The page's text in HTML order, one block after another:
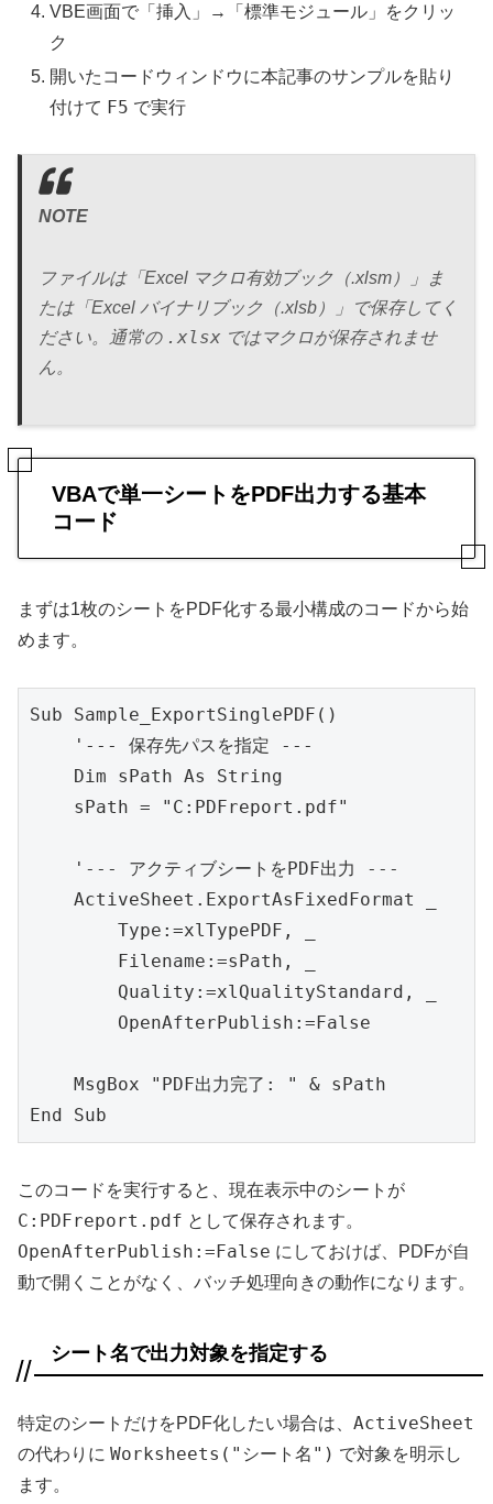
VBE画面で「挿入」→「標準モジュール」をクリッ
ク
開いたコードウィンドウに本記事のサンプルを貼り
付けて F5 で実行
NOTE
ファイルは「Excel マクロ有効ブック（.xlsm）」ま
たは「Excel バイナリブック（.xlsb）」で保存してく
ださい。通常の .xlsx ではマクロが保存されませ
ん。
VBAで単一シートをPDF出力する基本
コード
まずは1枚のシートをPDF化する最小構成のコードから始
めます。
Sub Sample_ExportSinglePDF()
    '--- 保存先パスを指定 ---
    Dim sPath As String
    sPath = "C:PDFreport.pdf"
    '--- アクティブシートをPDF出力 ---
    ActiveSheet.ExportAsFixedFormat _
        Type:=xlTypePDF, _
        Filename:=sPath, _
        Quality:=xlQualityStandard, _
        OpenAfterPublish:=False
    MsgBox "PDF出力完了: " & sPath
End Sub
このコードを実行すると、現在表示中のシートが
C:PDFreport.pdf として保存されます。
OpenAfterPublish:=False にしておけば、PDFが自
動で開くことがなく、バッチ処理向きの動作になります。
シート名で出力対象を指定する
特定のシートだけをPDF化したい場合は、 ActiveSheet
の代わりに Worksheets("シート名") で対象を明示し
ます。